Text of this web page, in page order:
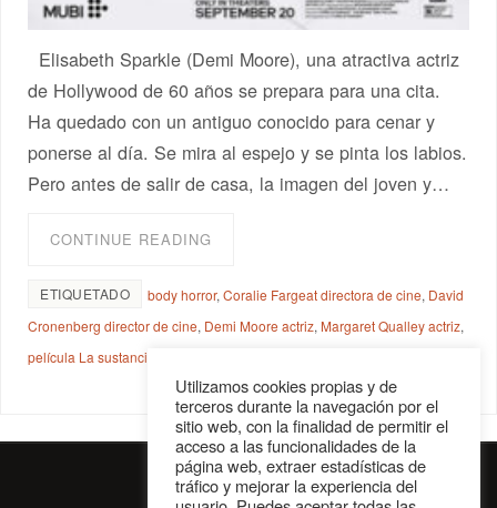
Elisabeth Sparkle (Demi Moore), una atractiva actriz
de Hollywood de 60 años se prepara para una cita.
Ha quedado con un antiguo conocido para cenar y
ponerse al día. Se mira al espejo y se pinta los labios.
Pero antes de salir de casa, la imagen del joven y…
CONTINUE READING
ETIQUETADO body horror,Coralie Fargeat directora de cine, David
Cronenberg director de cine, Demi Moore actriz, Margaret Qualley actriz,
película La sustancia
Utilizamos cookies propias y de
terceros durante la navegación por el
sitio web, con la finalidad de permitir el
acceso a las funcionalidades de la
página web, extraer estadísticas de
tráfico y mejorar la experiencia del